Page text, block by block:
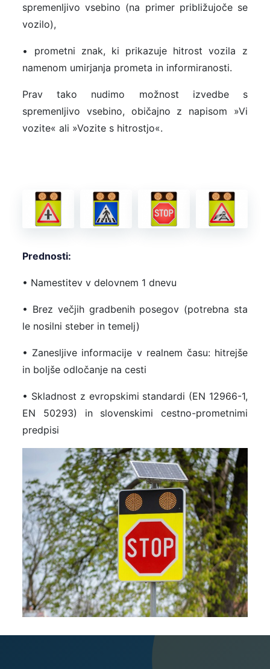
spremenljivo vsebino (na primer približujoče se
vozilo),
• prometni znak, ki prikazuje hitrost vozila z
namenom umirjanja prometa in informiranosti.
Prav tako nudimo možnost izvedbe s
spremenljivo vsebino, običajno z napisom »Vi
vozite« ali »Vozite s hitrostjo«.
Prednosti:
• Namestitev v delovnem 1 dnevu
• Brez večjih gradbenih posegov (potrebna sta
le nosilni steber in temelj)
• Zanesljive informacije v realnem času: hitrejše
in boljše odločanje na cesti
• Skladnost z evropskimi standardi (EN 12966-1,
EN 50293) in slovenskimi cestno-prometnimi
predpisi